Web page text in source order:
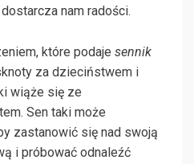
nam radości.
które podaje sennik
za dzieciństwem i
wiąże się ze
Sen taki może
zastanowić się nad swoją
i próbować odnaleźć